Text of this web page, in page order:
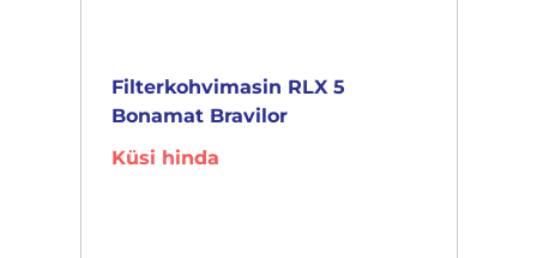
Filterkohvimasin RLX 5
Bonamat Bravilor
Küsi hinda